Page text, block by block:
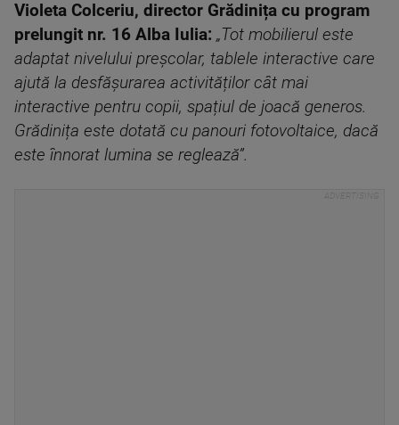
Violeta Colceriu, director Grădinița cu program
prelungit nr. 16 Alba Iulia: „Tot mobilierul este
adaptat nivelului preșcolar, tablele interactive care
ajută la desfășurarea activităților cât mai
interactive pentru copii, spațiul de joacă generos.
Grădinița este dotată cu panouri fotovoltaice, dacă
este înnorat lumina se reglează”.